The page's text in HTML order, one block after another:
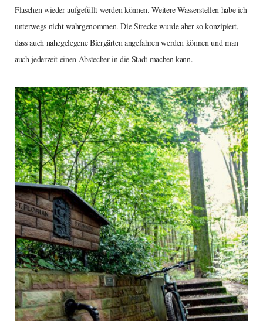
Flaschen wieder aufgefüllt werden können. Weitere Wasserstellen habe ich
unterwegs nicht wahrgenommen. Die Strecke wurde aber so konzipiert,
dass auch nahegelegene Biergärten angefahren werden können und man
auch jederzeit einen Abstecher in die Stadt machen kann.